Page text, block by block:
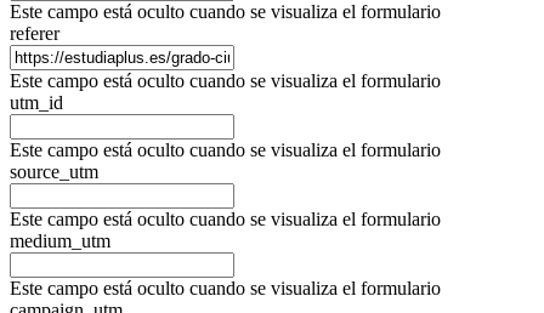
Este campo está oculto cuando se visualiza el formulario
referer
Este campo está oculto cuando se visualiza el formulario
utm_id
Este campo está oculto cuando se visualiza el formulario
source_utm
Este campo está oculto cuando se visualiza el formulario
medium_utm
Este campo está oculto cuando se visualiza el formulario